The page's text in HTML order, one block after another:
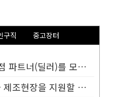
구직 중고장터
높은 수익을 창출할 독점 파트너(딜러)를 모십니다.
[구인]미시간 및 조지아 제조현장을 지원할 Customer Service...